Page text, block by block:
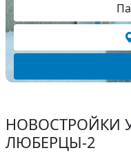
НОВОСТРОЙКИ
ЛЮБЕРЦЫ-2